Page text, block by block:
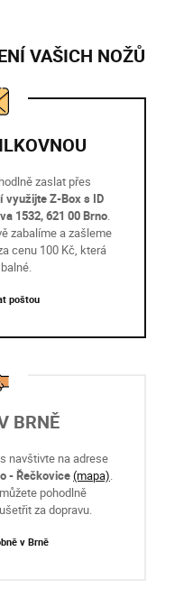
VAŠICH NOŽŮ
zaslat přes
využijte Z-Box s ID
1532, 621 00 Brno.
zabalíme a zašleme
cenu 100 Kč, která
poštou
BRNĚ
navštivte na adrese
- Řečkovice(mapa).
pohodlně
za dopravu.
v Brně